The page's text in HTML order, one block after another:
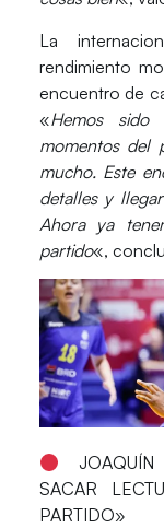
La
rendimiento
encuentro de
«Hemos sido
momentos del
mucho. Este
detalles y
Ahora ya
partido«,
SACAR
PARTIDO»